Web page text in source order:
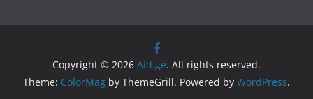
Copyright © 2026 Aid.ge. All rights reserved.
Theme: ColorMag by ThemeGrill. Powered by WordPress.